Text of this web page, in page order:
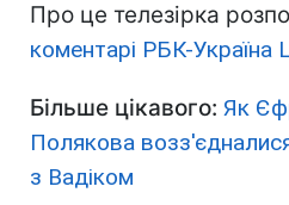
Про це телезірка
коментарі РБК-Україна
Більше цікавого: Як
Полякова
з Вадіком